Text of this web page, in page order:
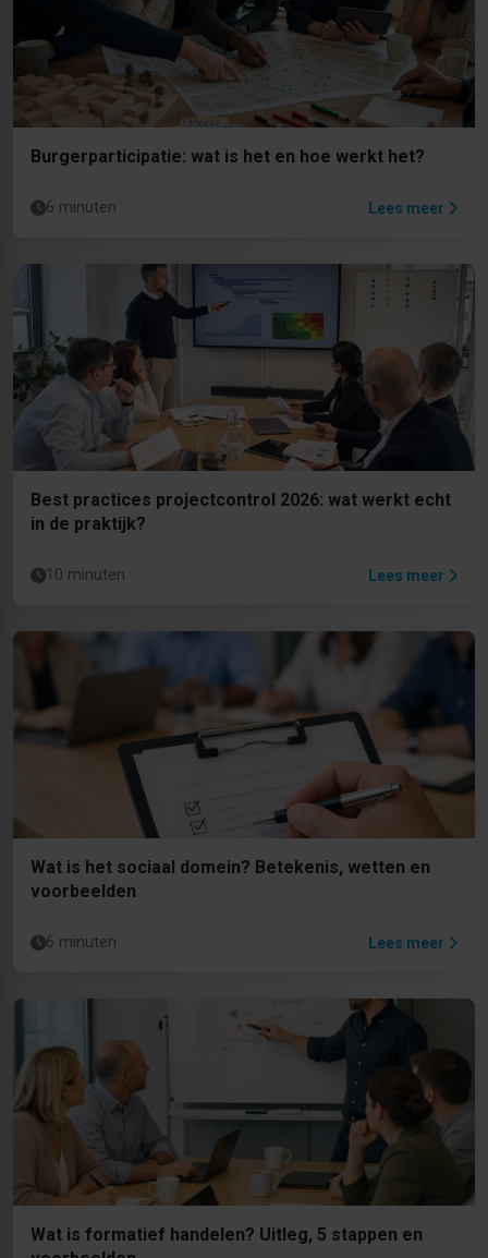
Burgerparticipatie: wat is het en hoe werkt het?
6 minuten Lees meer
Best practices projectcontrol 2026: wat werkt echt
in de praktijk?
10 minuten Lees meer
Wat is het sociaal domein? Betekenis, wetten en
voorbeelden
6 minuten Lees meer
Wat is formatief handelen? Uitleg, 5 stappen en